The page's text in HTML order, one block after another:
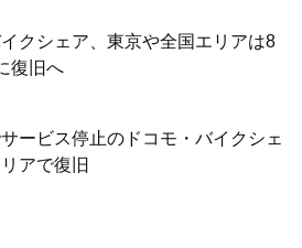
イクシェア、東京や全国エリアは8
復旧へ
ービス停止のドコモ・バイクシェ
アで復旧